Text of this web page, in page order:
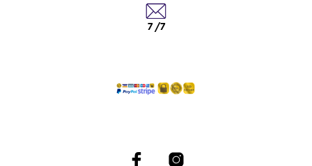
7 /7